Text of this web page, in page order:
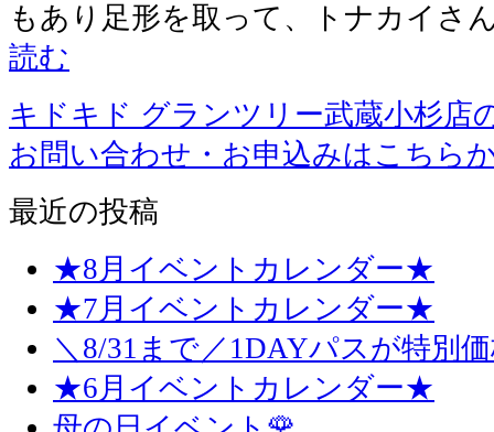
もあり足形を取って、トナカイさ
読む
キドキド グランツリー武蔵小杉店
お問い合わせ・お申込みはこちら
最近の投稿
★8月イベントカレンダー★
★7月イベントカレンダー★
＼8/31まで／1DAYパスが特別
★6月イベントカレンダー★